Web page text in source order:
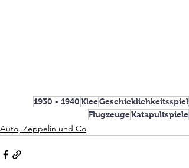
1930 - 1940KleeGeschicklichkeitsspiel
FlugzeugeKatapultspiele
Auto, Zeppelin und Co